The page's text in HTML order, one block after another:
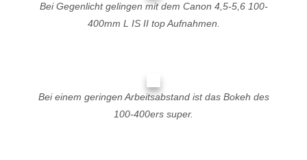
Bei Gegenlicht gelingen mit dem Canon 4,5-5,6 100-
400mm L IS II top Aufnahmen.
Bei einem geringen Arbeitsabstand ist das Bokeh des
100-400ers super.